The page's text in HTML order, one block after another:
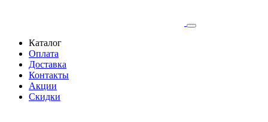
Каталог
Оплата
Доставка
Контакты
Акции
Скидки